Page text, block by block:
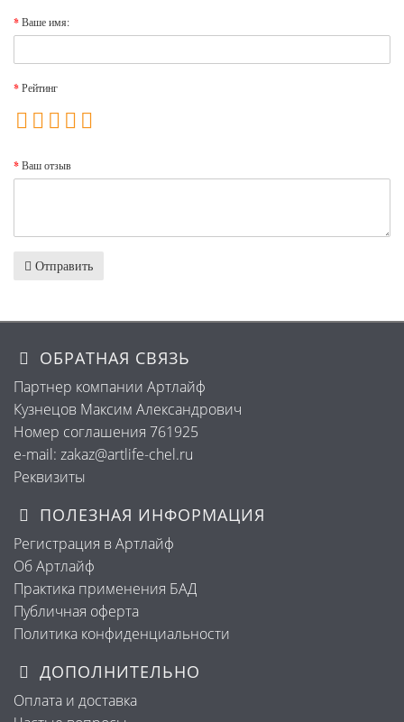
Ваше имя:
Рейтинг
Ваш отзыв
Отправить
ОБРАТНАЯ СВЯЗЬ
Партнер компании Артлайф
Кузнецов Максим Александрович
Номер соглашения 761925
e-mail: zakaz@artlife-chel.ru
Реквизиты
ПОЛЕЗНАЯ ИНФОРМАЦИЯ
Регистрация в Артлайф
Об Артлайф
Практика применения БАД
Публичная оферта
Политика конфиденциальности
ДОПОЛНИТЕЛЬНО
Оплата и доставка